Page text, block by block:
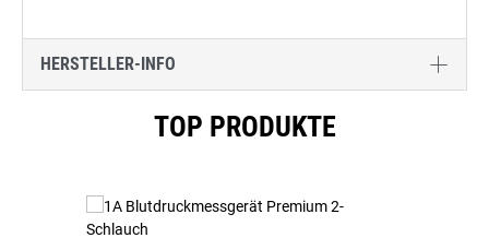
HERSTELLER-INFO
TOP PRODUKTE